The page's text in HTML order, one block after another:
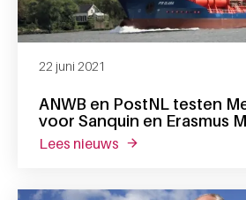
ANWB en PostNL testen
voor Sanquin en Erasmus
22 juni 2021
lees nieuws over anwb en